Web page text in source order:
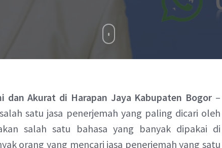
dan Akurat di Harapan Jaya Kabupaten Bogor –
satu jasa penerjemah yang paling dicari oleh
salah satu bahasa yang banyak dipakai di
orang yang mencari jasa penerjemah yang satu